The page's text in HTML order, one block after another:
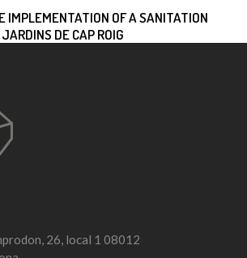
IMPLEMENTATION OF A SANITATION
DE CAP ROIG
26, local 1 08012